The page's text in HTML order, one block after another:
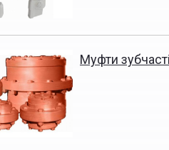
Муфти зубчасті